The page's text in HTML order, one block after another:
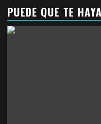
PUEDE QUE TE